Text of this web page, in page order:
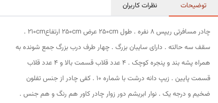
توضیحات نظرات کاربران
چادر مسافرتی ریپس 8 نفره . طول 250cm عرض 250cm ارتفاع210cm .
سقف سه حالته . دارای سایبان بزرگ . چهار طرف درب بزرگ جمع شونده به
همراه پشه بند و پنجره کوچک . 4 عدد قلاب قسمت بالا و 4 عدد قلاب
قسمت پایین . زیپ دانه درشت با شماره 10 . کفی چادر از جنس تفلون
ضخیم و درجه یک . نوار ابریشم دور زوار چادر کاور هم رنگ و هم جنس .